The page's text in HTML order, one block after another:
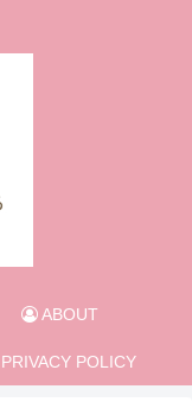
ABOUT
PRIVACY POLICY